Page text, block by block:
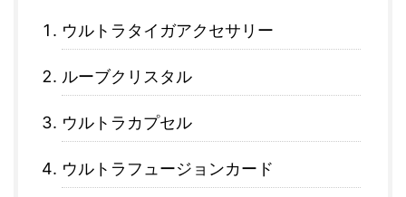
ウルトラタイガアクセサリー
ルーブクリスタル
ウルトラカプセル
ウルトラフュージョンカード